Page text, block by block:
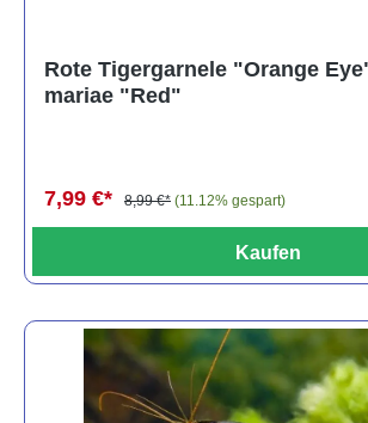
Rote Tigergarnele "Orange
mariae "Red"
7,99 €* 8,99 €* (11.12% gespart)
Kaufen